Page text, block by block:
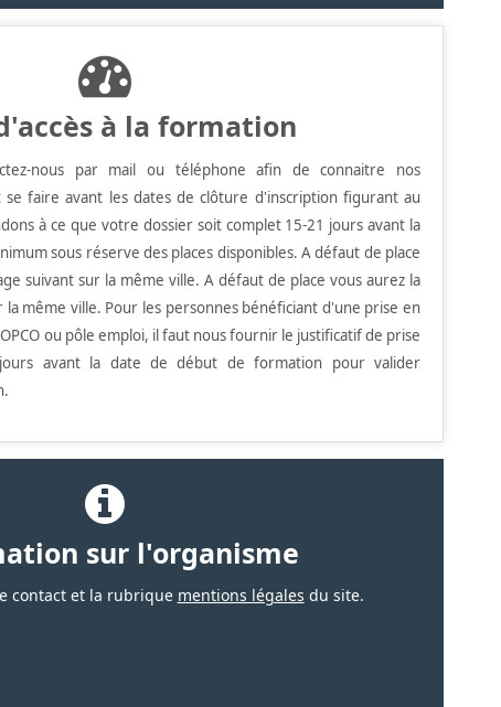
à la formation
nous par mail ou téléphone afin de connaitre nos
se faire avant les dates de clôture d'inscription figurant au
à ce que votre dossier soit complet 15-21 jours avant la
sous réserve des places disponibles. A défaut de place
suivant sur la même ville.A défaut de place vous aurez la
la même ville. Pour les personnes bénéficiant d'une prise en
ou pôle emploi, il faut nous fournir le justificatif de prise
avant la date de début de formation pour valider
sur l'organisme
contact et la rubrique mentions légales du site.